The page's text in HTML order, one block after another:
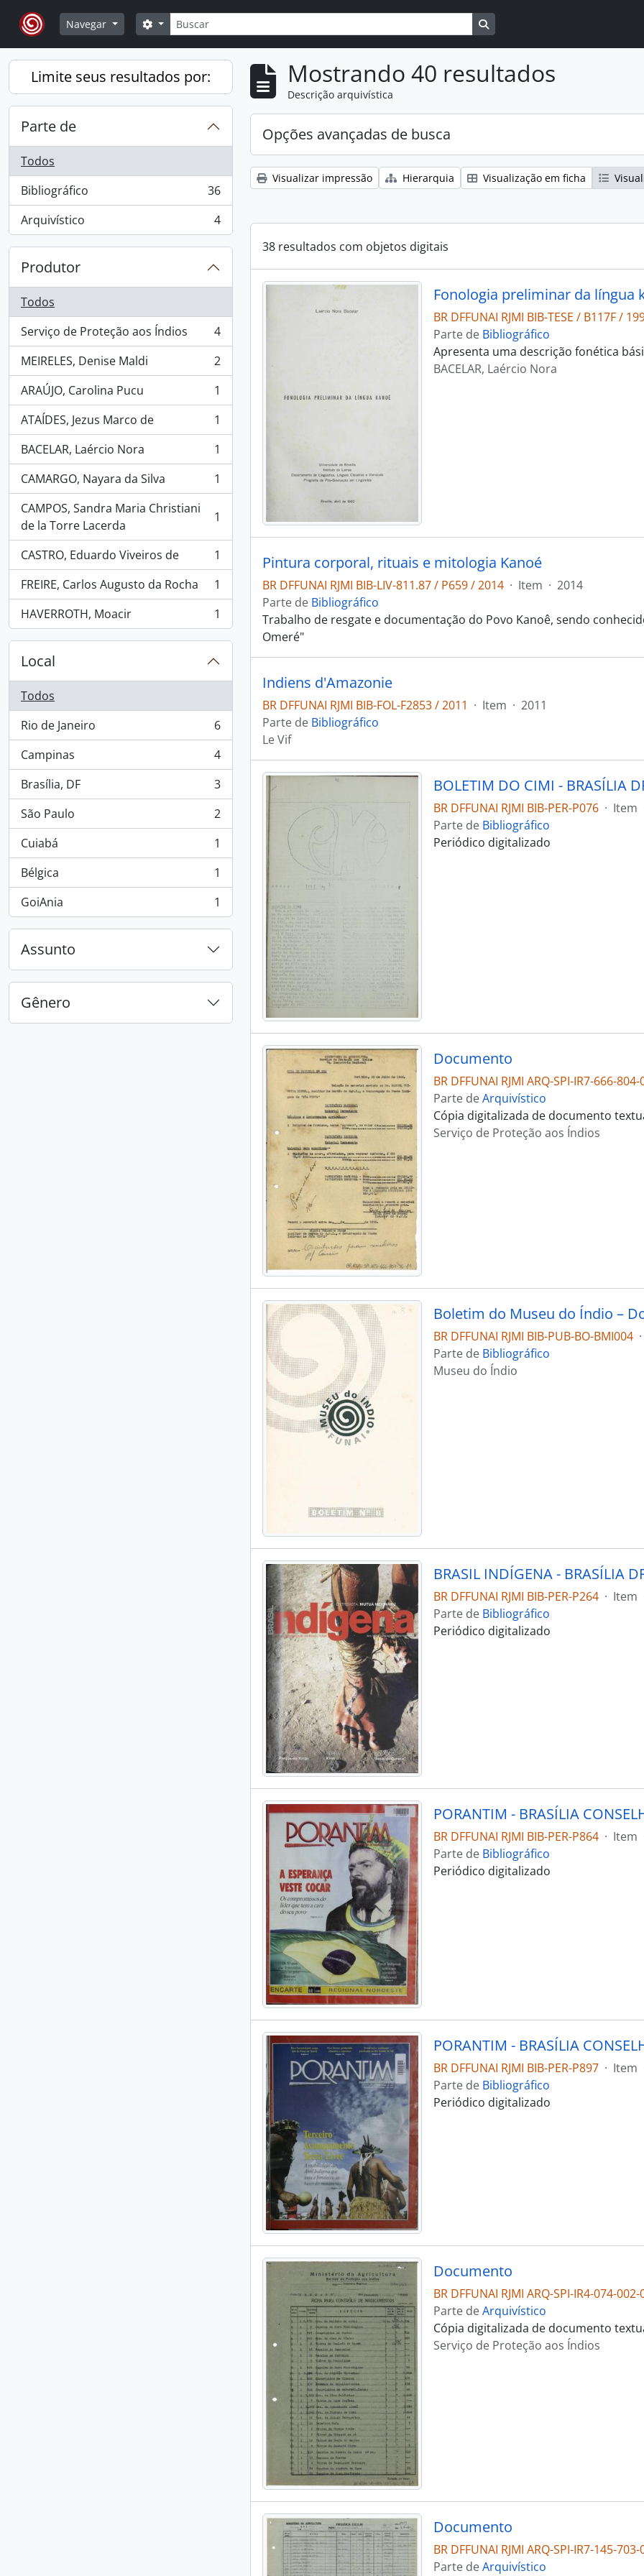
Skip to main content
Navegar
Buscar
Opções de busca
Limite seus resultados por:
Parte de
Todos
Bibliográfico
, 36 resultados
36
Arquivístico
, 4 resultados 4
Produtor
Todos
Serviço de Proteção aos Índios
, 4 resultados
4
MEIRELES, Denise Maldi
, 2 resultados
2
ARAÚJO, Carolina Pucu
, 1 resultados
1
ATAÍDES, Jezus Marco de
, 1 resultados
1
BACELAR, Laércio Nora
, 1 resultados
1
CAMARGO, Nayara da Silva
, 1 resultados
1
CAMPOS, Sandra Maria Christiani
de la Torre Lacerda
, 1 resultados 1
CASTRO, Eduardo Viveiros de
, 1 resultados
1
FREIRE, Carlos Augusto da Rocha
, 1 resultados
1
HAVERROTH, Moacir
, 1 resultados 1
Local
Todos
Rio de Janeiro
, 6 resultados
6
Campinas
, 4 resultados
4
Brasília, DF
, 3 resultados
3
São Paulo
, 2 resultados
2
Cuiabá
, 1 resultados
1
Bélgica
, 1 resultados
1
GoiAnia
, 1 resultados 1
Assunto
Gênero
Mostrando 40 resultados
Descrição arquivística
Opções avançadas de busca
Visualizar impressão Hierarquia Visualização em ficha
38 resultados com objetos digitais
Fonologia preliminar da língua
BR DFFUNAI RJMI BIB-TESE / B117F /
Parte de Bibliográfico
Apresenta uma descrição fonética
BACELAR, Laércio Nora
Pintura corporal, rituais e mitologia Kanoé
BR DFFUNAI RJMI BIB-LIV-811.87 / P659 / 2014 · Item · 2014
Parte de Bibliográfico
Trabalho de resgate e documentação do Povo Kanoê, sendo
Omeré"
Indiens d'Amazonie
BR DFFUNAI RJMI BIB-FOL-F2853 / 2011 · Item · 2011
Parte de Bibliográfico
Le Vif
BR DFFUNAI RJMI BIB-PER-P076 · Item
Parte de Bibliográfico
Periódico digitalizado
Documento
BR DFFUNAI RJMI ARQ-SPI-IR7-666-804-
Parte deArquivístico
Cópia digitalizada de documento
Serviço de Proteção aos Índios
Boletim do Museu do Índio –
BR DFFUNAI RJMI BIB-PUB-BO-BMI004 ·
Parte de Bibliográfico
Museu do Índio
BR DFFUNAI RJMI BIB-PER-P264 · Item
Parte de Bibliográfico
Periódico digitalizado
BR DFFUNAI RJMI BIB-PER-P864 · Item
Parte de Bibliográfico
Periódico digitalizado
BR DFFUNAI RJMI BIB-PER-P897 · Item
Parte de Bibliográfico
Periódico digitalizado
Documento
BR DFFUNAI RJMI ARQ-SPI-IR4-074-002-
Parte deArquivístico
Cópia digitalizada de documento
Serviço de Proteção aos Índios
Documento
BR DFFUNAI RJMI ARQ-SPI-IR7-145-703-
Parte deArquivístico